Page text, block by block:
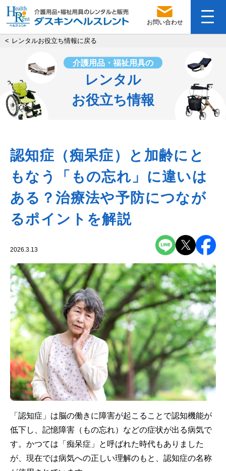
お問い合わせ
< レンタルお役立ち情報に戻る
介護用品・福祉用具の
レンタル
お役立ち情報
認知症（痴呆症）と加齢にと
もなう「もの忘れ」に違いは
ある？治療法や予防につなが
るポイントを解説
2026.3.13
「認知症」は脳の働きに障害が起こることで認知機能が
低下し、記憶障害（もの忘れ）などの症状が出る病気で
す。かつては「痴呆症」と呼ばれた時代もありました
が、現在では病気への正しい理解のもと、認知症の名称